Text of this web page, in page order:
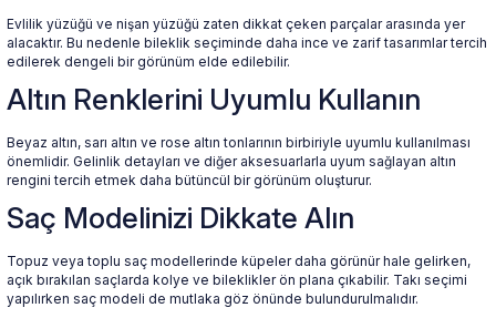
Evlilik yüzüğü ve nişan yüzüğü zaten dikkat çeken parçalar arasında yer
alacaktır. Bu nedenle bileklik seçiminde daha ince ve zarif tasarımlar tercih
edilerek dengeli bir görünüm elde edilebilir.
Altın Renklerini Uyumlu Kullanın
Beyaz altın, sarı altın ve rose altın tonlarının birbiriyle uyumlu kullanılması
önemlidir. Gelinlik detayları ve diğer aksesuarlarla uyum sağlayan altın
rengini tercih etmek daha bütüncül bir görünüm oluşturur.
Saç Modelinizi Dikkate Alın
Topuz veya toplu saç modellerinde küpeler daha görünür hale gelirken,
açık bırakılan saçlarda kolye ve bileklikler ön plana çıkabilir. Takı seçimi
yapılırken saç modeli de mutlaka göz önünde bulundurulmalıdır.